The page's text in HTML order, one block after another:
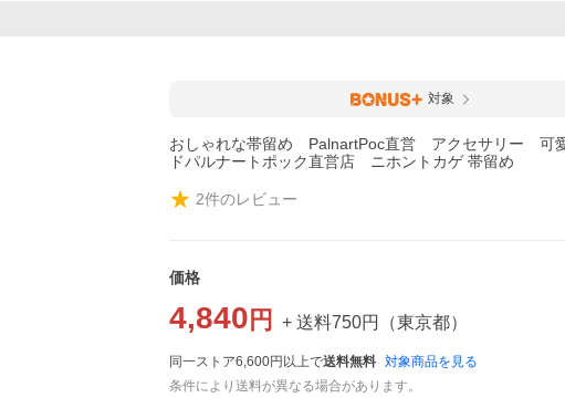
対象
おしゃれな帯留め PalnartPoc直営 アクセサリー 可
ドパルナートポック直営店 ニホントカゲ 帯留め
2件のレビュー
価格
4,840 円 + 送料750円 （東京都）
同一ストア6,600円以上で送料無料 対象商品を見る
条件により送料が異なる場合があります。